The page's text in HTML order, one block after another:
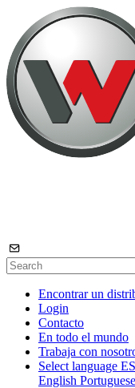
Encontrar un
Login
Contacto
En todo el mundo
Trabaja con
Select language ES
English Portuguese